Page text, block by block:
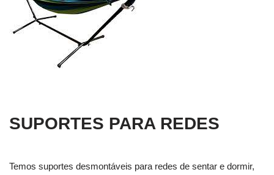
SUPORTES PARA REDES
Temos suportes desmontáveis para redes de sentar e dormir,